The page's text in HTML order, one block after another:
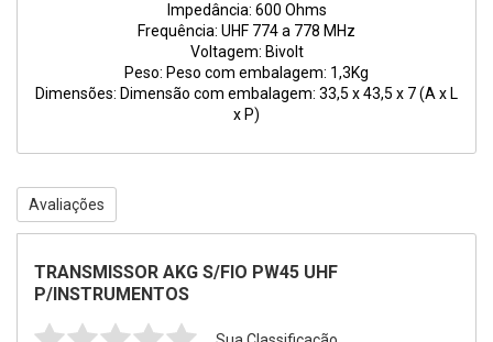
Impedância: 600 Ohms
Frequência: UHF 774 a 778 MHz
Voltagem: Bivolt
Peso: Peso com embalagem: 1,3Kg
Dimensões: Dimensão com embalagem: 33,5 x 43,5 x 7 (A x L
x P)
Avaliações
TRANSMISSOR AKG S/FIO PW45 UHF
P/INSTRUMENTOS